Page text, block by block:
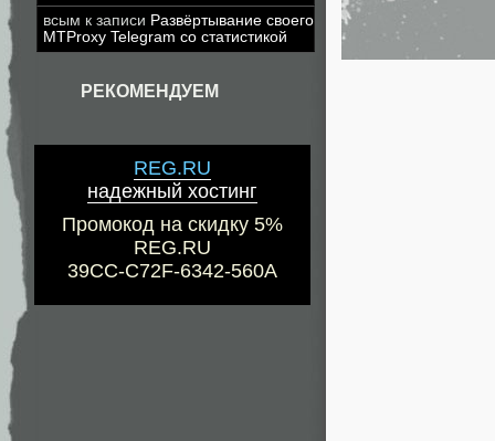
всым к записи Развёртывание своего
MTProxy Telegram со статистикой
РЕКОМЕНДУЕМ
REG.RU
надежный хостинг
Промокод на скидку 5%
REG.RU
39CC-C72F-6342-560A